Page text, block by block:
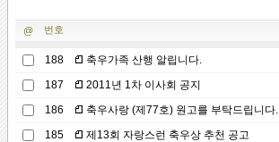
@ 번호
188
축우가족 산행 알립니다.
187
2011년 1차 이사회 공지
186
축우사랑 (제77호) 원고를 부탁드립니다.
185
제13회 자랑스런 축우상 추천 공고